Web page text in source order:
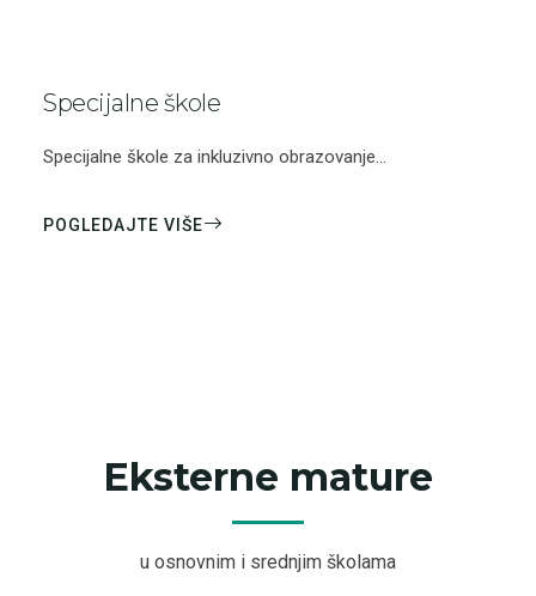
Specijalne škole
Specijalne škole za inkluzivno obrazovanje...
POGLEDAJTE VIŠE
Eksterne mature
u osnovnim i srednjim školama